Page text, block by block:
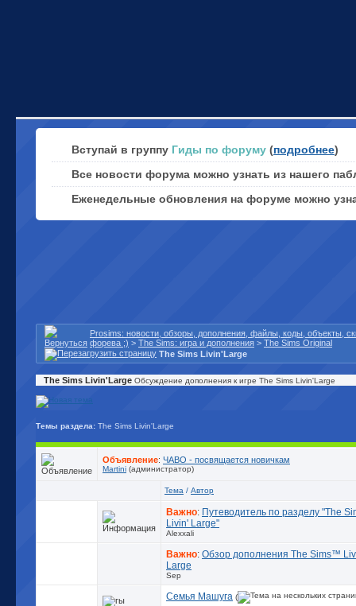
Вступай в группу Гиды по форуму (подробнее)
Все новости форума можно узнать из нашего
Еженедельные обновления на форуме можно
Prosims: новости, обзоры, дополнения, файлы, коды, объекты,
форева ;) > The Sims: игра и дополнения > The Sims Original
The Sims Livin'Large
The Sims Livin'Large Обсуждение дополнения к игре The Sims Livin'Large
Темы раздела: The Sims Livin'Large
Объявление: ЧАВО - посвящается новичкам
Martini (администратор)
Тема / Автор
Важно: Путеводитель по разделу "The
Livin' Large"
Alexxali
Важно: Обзор дополнения The Sims™
Large
Sep
Семья Машуга (